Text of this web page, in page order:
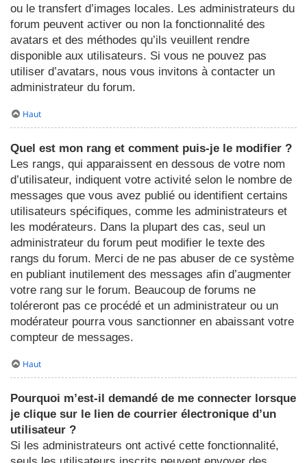
ou le transfert d’images locales. Les administrateurs du
forum peuvent activer ou non la fonctionnalité des
avatars et des méthodes qu’ils veuillent rendre
disponible aux utilisateurs. Si vous ne pouvez pas
utiliser d’avatars, nous vous invitons à contacter un
administrateur du forum.
Haut
Quel est mon rang et comment puis-je le modifier ?
Les rangs, qui apparaissent en dessous de votre nom
d’utilisateur, indiquent votre activité selon le nombre de
messages que vous avez publié ou identifient certains
utilisateurs spécifiques, comme les administrateurs et
les modérateurs. Dans la plupart des cas, seul un
administrateur du forum peut modifier le texte des
rangs du forum. Merci de ne pas abuser de ce système
en publiant inutilement des messages afin d’augmenter
votre rang sur le forum. Beaucoup de forums ne
toléreront pas ce procédé et un administrateur ou un
modérateur pourra vous sanctionner en abaissant votre
compteur de messages.
Haut
Pourquoi m’est-il demandé de me connecter lorsque
je clique sur le lien de courrier électronique d’un
utilisateur ?
Si les administrateurs ont activé cette fonctionnalité,